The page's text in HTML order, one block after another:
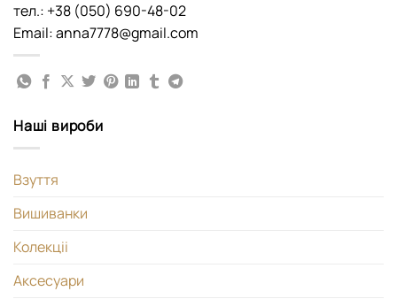
тел.: +38 (050) 690-48-02
Email: anna7778@gmail.com
Наші вироби
Взуття
Вишиванки
Колекціі
Аксесуари